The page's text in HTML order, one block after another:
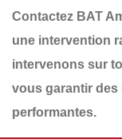
Contactez BAT
une intervention
intervenons sur
vous garantir
performantes.